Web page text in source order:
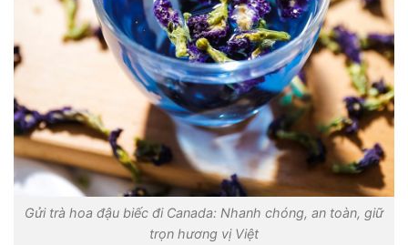
Gửi trà hoa đậu biếc đi Canada: Nhanh chóng, an toàn, giữ
trọn hương vị Việt